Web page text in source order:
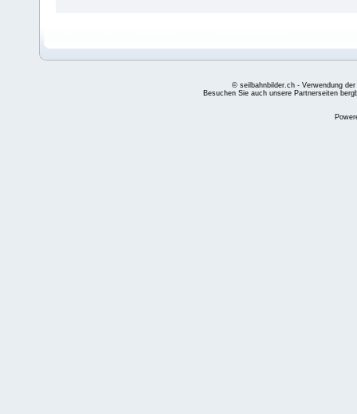
© seilbahnbilder.ch - Verwendung
Besuchen Sie auch unsere Partnerseiten